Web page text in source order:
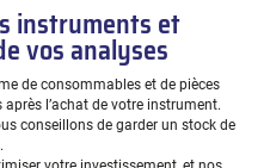
instruments et
vos analyses
de consommables et de pièces
l’achat de votre instrument.
conseillons de garder un stock de